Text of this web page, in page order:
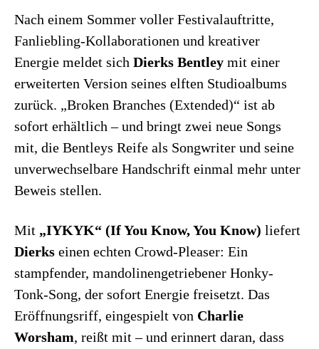
Nach einem Sommer voller Festivalauftritte,
Fanliebling-Kollaborationen und kreativer
Energie meldet sich Dierks Bentley mit einer
erweiterten Version seines elften Studioalbums
zurück. „Broken Branches (Extended)“ ist ab
sofort erhältlich – und bringt zwei neue Songs
mit, die Bentleys Reife als Songwriter und seine
unverwechselbare Handschrift einmal mehr unter
Beweis stellen.
Mit „IYKYK“ (If You Know, You Know) liefert
Dierks einen echten Crowd-Pleaser: Ein
stampfender, mandolinengetriebener Honky-
Tonk-Song, der sofort Energie freisetzt. Das
Eröffnungsriff, eingespielt von Charlie
Worsham, reißt mit – und erinnert daran, dass